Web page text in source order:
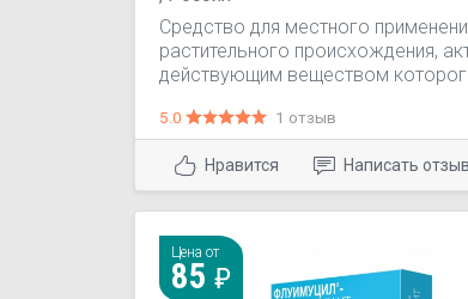
Средство для местного
растительного происхождения,
действующим веществом
эвкалипта шарикового (эфирное
цинеола), в состав которого
смесь хлорофиллов А и В. Кроме
состав средства входят
кислоты, дубильные вещества и
микроэлементы (марганец, цинк,
дополняющие действие эфирного
5.0 1 отзыв
Нравится Написать отзыв
Цена от
85